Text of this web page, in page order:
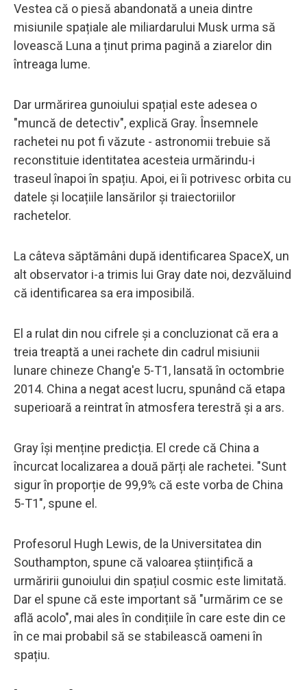
Vestea că o piesă abandonată a uneia dintre
misiunile spațiale ale miliardarului Musk urma să
lovească Luna a ținut prima pagină a ziarelor din
întreaga lume.
Dar urmărirea gunoiului spațial este adesea o
"muncă de detectiv", explică Gray. Însemnele
rachetei nu pot fi văzute - astronomii trebuie să
reconstituie identitatea acesteia urmărindu-i
traseul înapoi în spațiu. Apoi, ei îi potrivesc orbita cu
datele și locațiile lansărilor și traiectoriilor
rachetelor.
La câteva săptămâni după identificarea SpaceX, un
alt observator i-a trimis lui Gray date noi, dezvăluind
că identificarea sa era imposibilă.
El a rulat din nou cifrele și a concluzionat că era a
treia treaptă a unei rachete din cadrul misiunii
lunare chineze Chang'e 5-T1, lansată în octombrie
2014. China a negat acest lucru, spunând că etapa
superioară a reintrat în atmosfera terestră și a ars.
Gray își menține predicția. El crede că China a
încurcat localizarea a două părți ale rachetei. "Sunt
sigur în proporție de 99,9% că este vorba de China
5-T1", spune el.
Profesorul Hugh Lewis, de la Universitatea din
Southampton, spune că valoarea științifică a
urmăririi gunoiului din spațiul cosmic este limitată.
Dar el spune că este important să "urmărim ce se
află acolo", mai ales în condițiile în care este din ce
în ce mai probabil să se stabilească oameni în
spațiu.